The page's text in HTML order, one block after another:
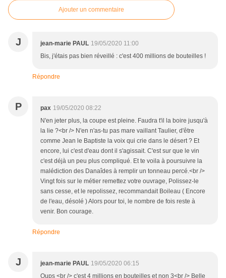
Ajouter un commentaire
J jean-marie PAUL 19/05/2020 11:00
Bis, j'étais pas bien réveillé : c'est 400 millions de bouteilles !
Répondre
P pax 19/05/2020 08:22
N'en jeter plus, la coupe est pleine. Faudra t'il la boire jusqu'à
la lie ?<br /> N'en n'as-tu pas mare vaillant Taulier, d'être
comme Jean le Baptiste la voix qui crie dans le désert ? Et
encore, lui c'est d'eau dont il s'agissait. C'est sur que le vin
c'est déjà un peu plus compliqué. Et te voila à poursuivre la
malédiction des Danaîdes à remplir un tonneau percé.<br />
Vingt fois sur le métier remettez votre ouvrage, Polissez-le
sans cesse, et le repolissez, recommandait Boileau ( Encore
de l'eau, désolé ) Alors pour toi, le nombre de fois reste à
venir. Bon courage.
Répondre
J jean-marie PAUL 19/05/2020 06:15
Oups <br /> c'est 4 millions en bouteilles et non 3<br /> Belle